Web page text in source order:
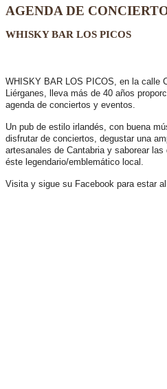
AGENDA DE
WHISKY BAR LOS PICOS
WHISKY BAR LOS PICOS, en la calle
Liérganes, lleva más de 40 años
agenda de conciertos y eventos.
Un pub de estilo irlandés, con buena
disfrutar de conciertos, degustar una
artesanales de Cantabria y saborear
éste legendario/emblemático local.
Visita y sigue su Facebook para estar